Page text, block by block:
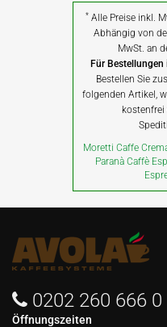
* Alle Preise inkl.
Abhängig von
MwSt. an
Für
Bestellen Sie
folgenden Artikel,
kostenfrei
Moretti Caffe
Paranà Caffè
0202 260 666 0
Öffnungszeiten